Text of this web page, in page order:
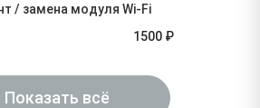
/ замена модуля Wi-Fi
1500 ₽
Показать всё